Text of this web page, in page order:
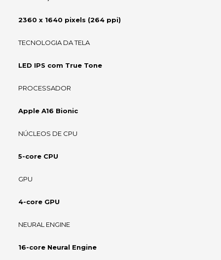
2360 x 1640 pixels (264 ppi)
TECNOLOGIA DA TELA
LED IPS com True Tone
PROCESSADOR
Apple A16 Bionic
NÚCLEOS DE CPU
5-core CPU
GPU
4-core GPU
NEURAL ENGINE
16-core Neural Engine